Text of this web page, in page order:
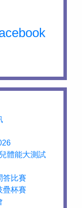
體能大測試
答比賽
疊杯賽